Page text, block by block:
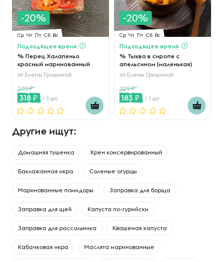
-20%
Ср Чт Пт Сб Вс
Подходящее время
% Перец Халапеньо
красный маринованный
от Елены Гришиной
399
318 / 1 шт.
-20%
Ср Чт Пт Сб Вс
Подходящее время
% Тыква в сиропе с
апельсином (маленькая)
от Елены Гришиной
229
183 / 1 шт
Другие ищут:
Домашняя тушенка Хрен консервированный
Баклажанная икра Соленые огурцы
Маринованные помидоры Заправка для борща
Заправка для щей Капуста по-гурийски
Заправка для рассольника Квашеная капуста
Кабачковая икра Маслята маринованные